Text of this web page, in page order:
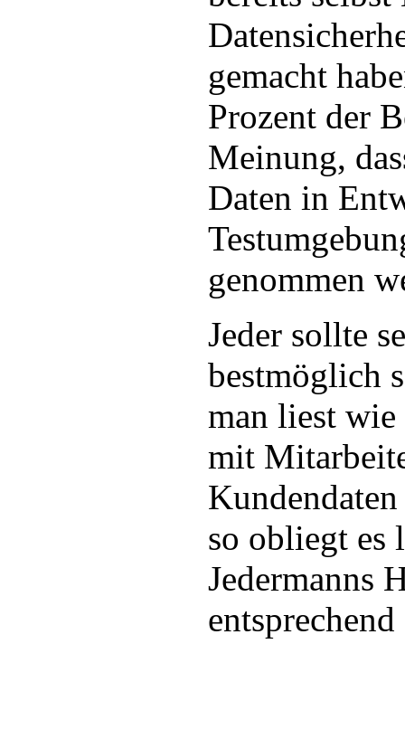
gemacht
Prozent der
Meinung,
Daten in
genommen
Jeder sollte
bestmöglich
man liest
mit
so obliegt es
Jedermanns